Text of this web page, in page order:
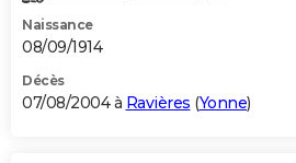
Naissance
08/09/1914
Décès
07/08/2004 à Ravières (Yonne)